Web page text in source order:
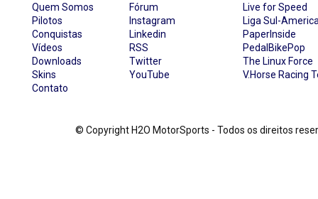
Quem Somos
Pilotos
Conquistas
Vídeos
Downloads
Skins
Contato
Fórum
Instagram
Linkedin
RSS
Twitter
YouTube
Live for Speed
Liga Sul-
PaperInside
PedalBikePop
The Linux Force
V.Horse Racing
© Copyright H2O MotorSports - Todos os direitos